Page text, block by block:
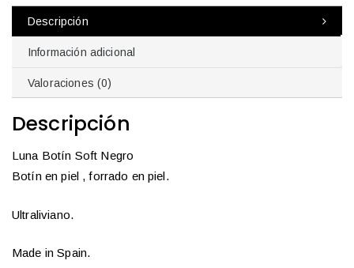
í
n
S
o
f
N
e
o
Descripción
Información adicional
Valoraciones (0)
Descripción
Luna Botín Soft Negro
Botín en piel , forrado en piel.
Ultraliviano.
Made in Spain.